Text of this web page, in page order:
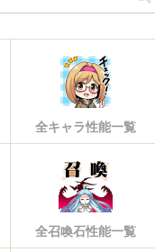
全キャラ性能一覧
全召喚石性能一覧